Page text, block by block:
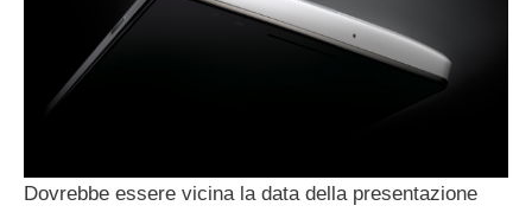
Dovrebbe essere vicina la data della presentazione